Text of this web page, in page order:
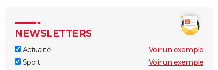
NEWSLETTERS
Actualité
Voir un exemple
Sport
Voir un exemple